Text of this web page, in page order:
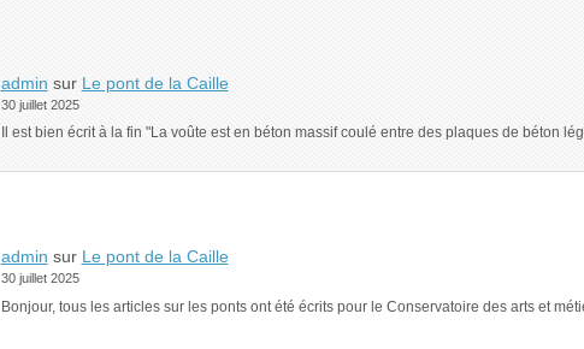
admin sur Le pont de la Caille
30 juillet 2025
Il est bien écrit à la fin "La voûte est en béton massif coulé entre des plaques de béton
admin sur Le pont de la Caille
30 juillet 2025
Bonjour, tous les articles sur les ponts ont été écrits pour le Conservatoire des arts et